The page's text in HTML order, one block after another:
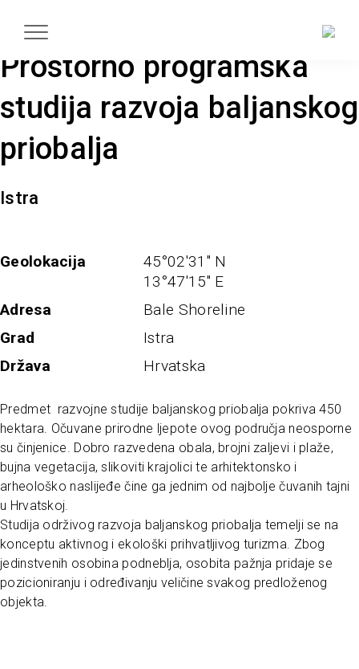
Prostorno programska
studija razvoja baljanskog
priobalja
Istra
Geolokacija
45°02'31" N
13°47'15" E
Adresa
Bale Shoreline
Grad
Istra
Država
Hrvatska
Predmet razvojne studije baljanskog priobalja pokriva 450
hektara. Očuvane prirodne ljepote ovog područja neosporne
su činjenice. Dobro razvedena obala, brojni zaljevi i plaže,
bujna vegetacija, slikoviti krajolici te arhitektonsko i
arheološko naslijeđe čine ga jednim od najbolje čuvanih tajni
u Hrvatskoj.
Studija održivog razvoja baljanskog priobalja temelji se na
konceptu aktivnog i ekološki prihvatljivog turizma. Zbog
jedinstvenih osobina podneblja, osobita pažnja pridaje se
pozicioniranju i određivanju veličine svakog predloženog
objekta.